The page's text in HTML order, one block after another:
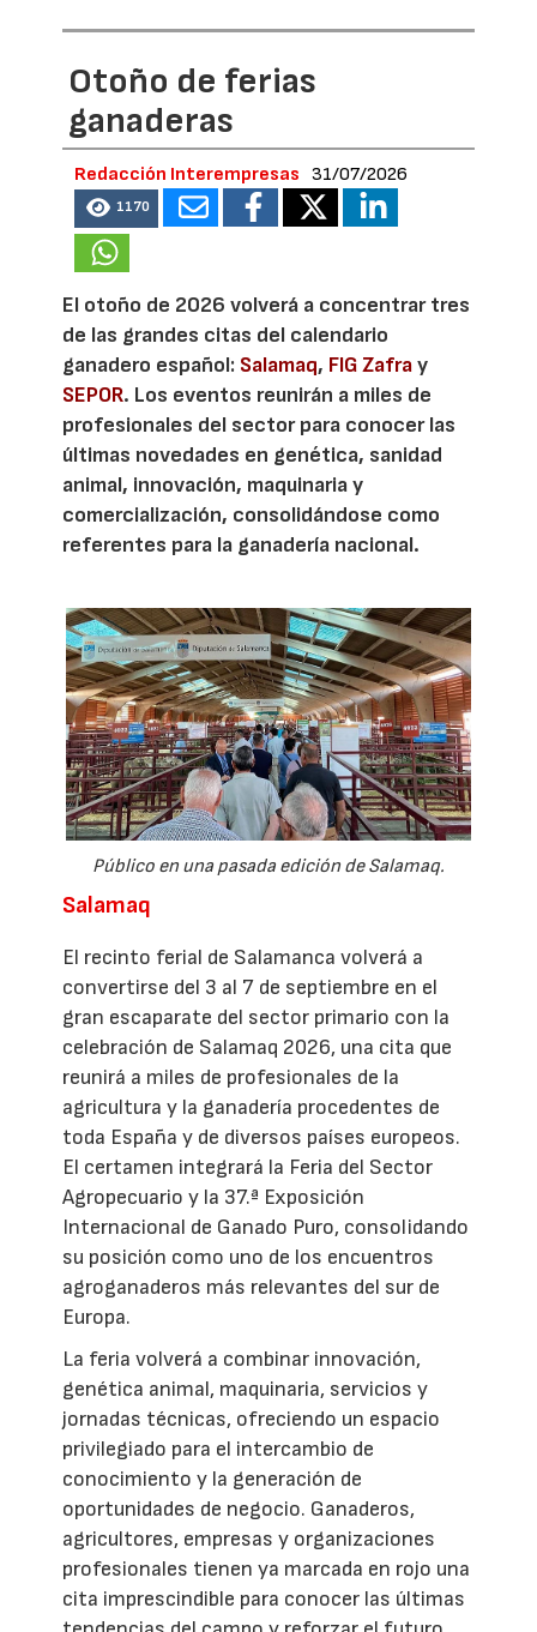
Otoño de ferias
ganaderas
Redacción Interempresas 31/07/2026
1170
El otoño de 2026 volverá a concentrar tres
de las grandes citas del calendario
ganadero español: Salamaq, FIG Zafray
SEPOR. Los eventos reunirán a miles de
profesionales del sector para conocer las
últimas novedades en genética, sanidad
animal, innovación, maquinaria y
comercialización, consolidándose como
referentes para la ganadería nacional.
Público en una pasada edición de Salamaq.
Salamaq
El recinto ferial de Salamanca volverá a
convertirse del 3 al 7 de septiembre en el
gran escaparate del sector primario con la
celebración de Salamaq 2026, una cita que
reunirá a miles de profesionales de la
agricultura y la ganadería procedentes de
toda España y de diversos países europeos.
El certamen integrará la Feria del Sector
Agropecuario y la 37.ª Exposición
Internacional de Ganado Puro, consolidando
su posición como uno de los encuentros
agroganaderos más relevantes del sur de
Europa.
La feria volverá a combinar innovación,
genética animal, maquinaria, servicios y
jornadas técnicas, ofreciendo un espacio
privilegiado para el intercambio de
conocimiento y la generación de
oportunidades de negocio. Ganaderos,
agricultores, empresas y organizaciones
profesionales tienen ya marcada en rojo una
cita imprescindible para conocer las últimas